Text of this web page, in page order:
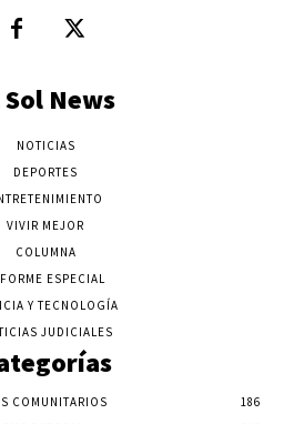
Sol News
NOTICIAS
DEPORTES
VIVIR MEJOR
COLUMNA
ESPECIAL
Y TECNOLOGÍA
JUDICIALES
COMUNITARIOS
186